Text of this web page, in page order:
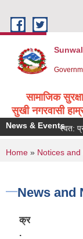
सामाजिक
सुखी नगरवासी
News & Events
स्वत:
You are
Home » Notices
News and
क्र
.